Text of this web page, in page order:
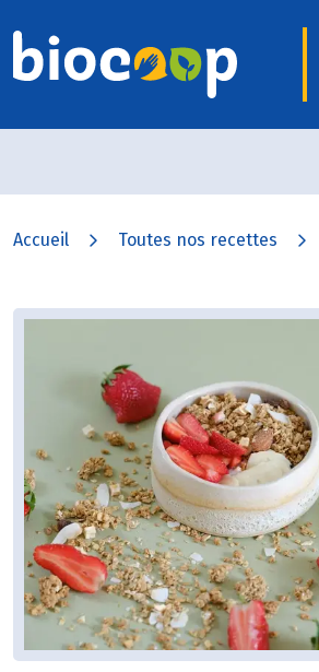
Accueil Toutes nos recettes